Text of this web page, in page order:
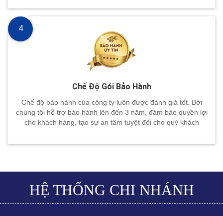
Chế Độ Gói Bảo Hành
Chế độ bảo hành của công ty luôn được đánh giá tốt. Bởi
chúng tôi hỗ trợ bảo hành lên đến 3 năm, đảm bảo quyền lợi
cho khách hàng, tạo sự an tâm tuyệt đối cho quý khách
4
HỆ THỐNG CHI NHÁNH